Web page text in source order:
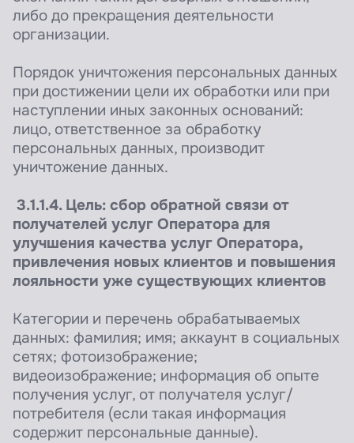
либо до прекращения деятельности
организации.
Порядок уничтожения персональных данных
при достижении цели их обработки или при
наступлении иных законных оснований:
лицо, ответственное за обработку
персональных данных, производит
уничтожение данных.
3.1.1.4. Цель: сбор обратной связи от
получателей услуг Оператора для
улучшения качества услуг Оператора,
привлечения новых клиентов и повышения
лояльности уже существующих клиентов
Категории и перечень обрабатываемых
данных: фамилия; имя; аккаунт в социальных
сетях; фотоизображение;
видеоизображение; информация об опыте
получения услуг, от получателя услуг/
потребителя (если такая информация
содержит персональные данные).